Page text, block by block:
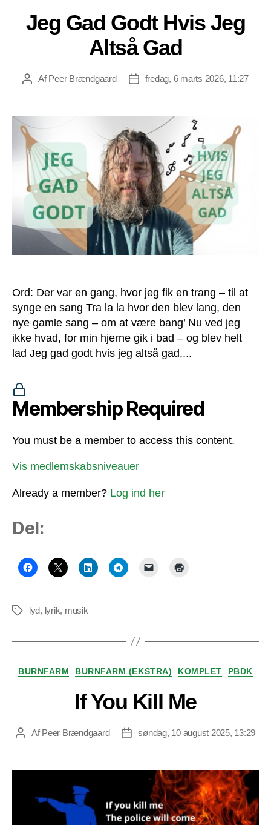
Jeg Gad Godt Hvis Jeg
Altså Gad
Indlægsforfatter
AfPeer Brændgaard Indlægsdato
fredag, 6 marts 2026, 11:27
Ord: Der var en gang, hvor jeg fik en trang – til at
synge en sang Tra la la hvor den blev lang, den
nye gamle sang – om at være bang’ Nu ved jeg
ikke hvad, for min hjerne gik i bad – og blev helt
lad Jeg gad godt hvis jeg altså gad,...
Membership Required
You must be a member to access this content.
Vis medlemskabsniveauer
Already a member? Log ind her
Del:
Tags lyd, lyrik, musik
Kategorier
BURNFARM BURNFARM (EKSTRA) KOMPLET PBDK
If You Kill Me
Indlægsforfatter
AfPeer Brændgaard Indlægsdato
søndag, 10 august 2025, 13:29